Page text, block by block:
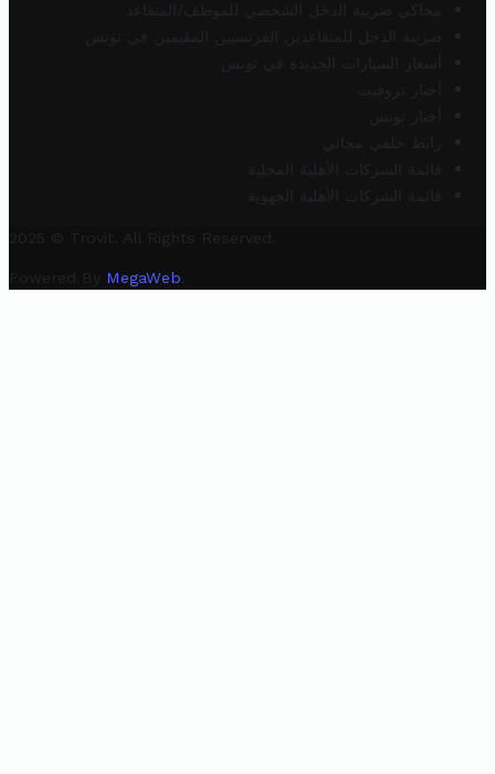
محاكي ضريبة الدخل الشخصي للموظف/المتقاعد
ضريبة الدخل للمتقاعدين الفرنسيين المقيمين في تونس
أسعار السيارات الجديدة في تونس
أخبار تروفيت
أخبار تونس
رابط خلفي مجاني
قائمة الشركات الأهلية المحلية
قائمة الشركات الأهلية الجهوية
2025 © Trovit. All Rights Reserved.
Powered By MegaWeb